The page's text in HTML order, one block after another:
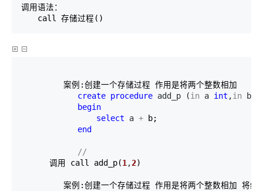
调用语法：
call 存储过程()
         案例:创建一个存储过程 作用是将两个整数相加
create procedure add_p (in a int ,in b
begin
select a + b;
end
//
      调用 call add_p(
1 ,2)
案例:创建一个存储过程 作用是将两个整数相加 将结